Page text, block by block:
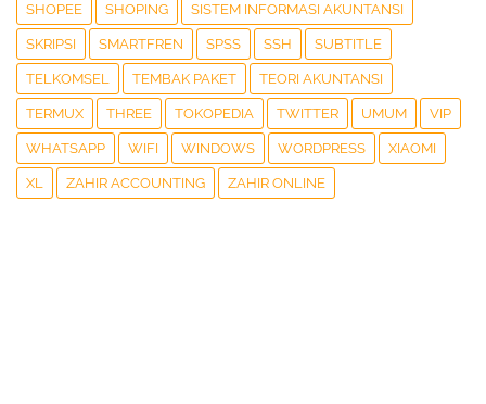
SHOPEE SHOPING SISTEM INFORMASI AKUNTANSI
SKRIPSI SMARTFREN SPSS SSH SUBTITLE
TELKOMSEL TEMBAK PAKET TEORI AKUNTANSI
TERMUX THREE TOKOPEDIA TWITTER UMUM VIP
WHATSAPP WIFI WINDOWS WORDPRESS XIAOMI
XL ZAHIR ACCOUNTING ZAHIR ONLINE